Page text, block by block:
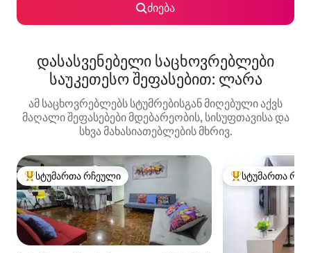
ძიება
დასასვენებელი საცხოვრებლები
საუკეთესო შეფასებით: ლარა
ამ საცხოვრებლებს სტუმრებისგან მიღებული აქვს
მაღალი შეფასებები მდებარეობის, სისუფთავისა და
სხვა მახასიათებლების მხრივ.
სტუმართა რჩეული მოწინავე ვარიანტი
სტუმართა რჩეული სტუმართა
სტუმართა